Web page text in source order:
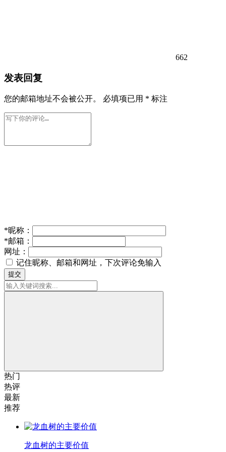
662
发表回复
您的邮箱地址不会被公开。 必填项已用 * 标注
*昵称：
*邮箱：
网址：
记住昵称、邮箱和网址，下次评论免输入
提交
热门
热评
最新
推荐
龙血树的主要价值